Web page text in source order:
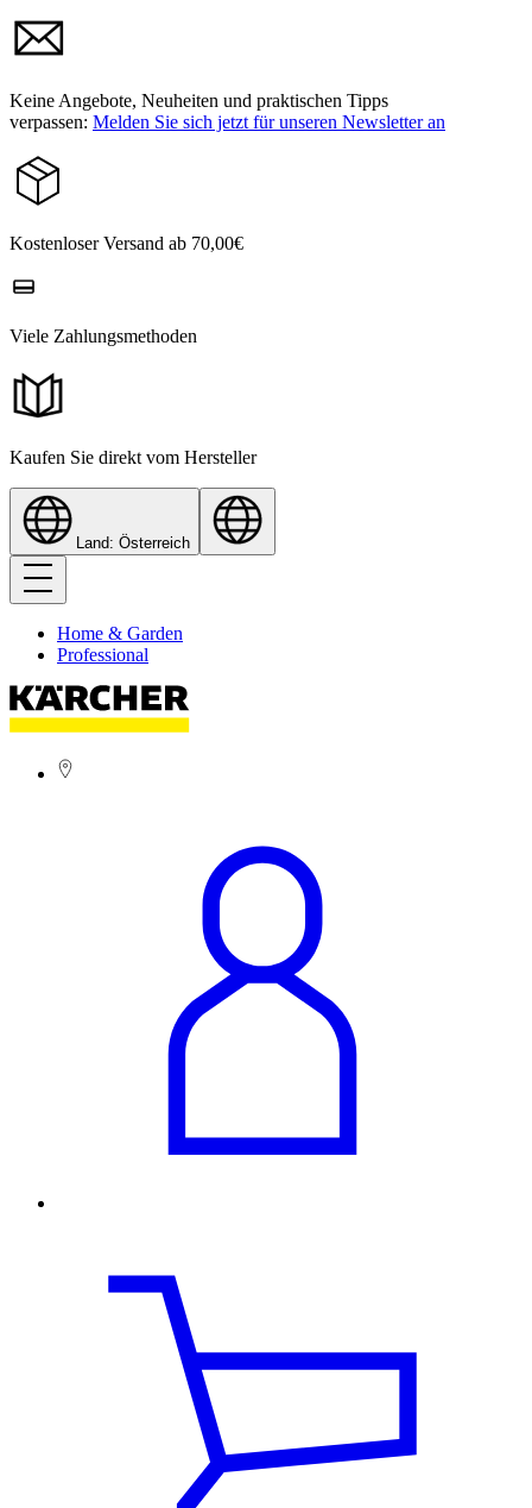
Keine Angebote, Neuheiten und praktischen Tipps
verpassen: Melden Sie sich jetzt für unseren Newsletter an
Kostenloser Versand ab 70,00€
Viele Zahlungsmethoden
Kaufen Sie direkt vom Hersteller
Land: Österreich
Home & Garden
Professional